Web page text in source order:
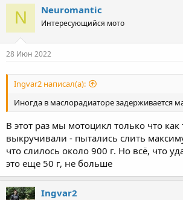
N Neuromantic
Интересующийся мото
28 Июн 2022
Ingvar2 написал(а):
Иногда в маслорадиаторе задерживается
В этот раз мы мотоцикл только что как
выкручивали - пытались слить
что слилось около 900 г. Но всё, что
это еще 50 г, не больше
Ingvar2